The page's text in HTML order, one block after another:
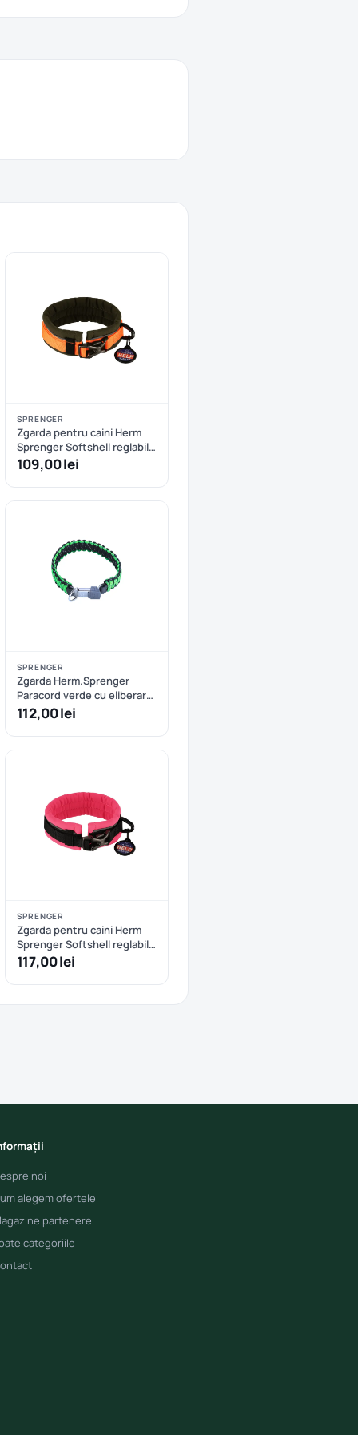
SPRENGER
Zgarda pentru caini Herm
Sprenger Softshell reglabila
- XXS/XS - Oranj+Kaki
109,00 lei
SPRENGER
Zgarda Herm.Sprenger
Paracord verde cu eliberare
rapida - 60 cm
112,00 lei
SPRENGER
Zgarda pentru caini Herm
Sprenger Softshell reglabila
- S/M - Roz
117,00 lei
noi
alegem ofertele
partenere
categoriile